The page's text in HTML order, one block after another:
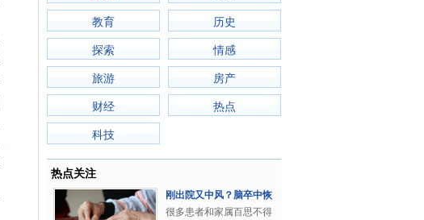
教育 历史
探索 情感
旅游 房产
财经 热点
科技
热点关注
刚出院又中风？脑卒中恢
复期，防复发比..
很多患者和家属百思不得